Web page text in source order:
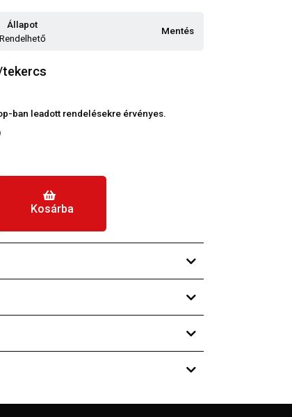
Állapot
Rendelhető
Mentés
ban leadott rendelésekre érvényes.
Kosárba